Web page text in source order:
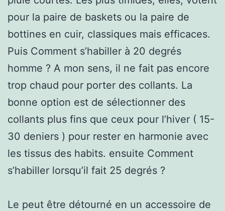
pour la paire de baskets ou la paire de
bottines en cuir, classiques mais efficaces.
Puis Comment s’habiller à 20 degrés
homme ? A mon sens, il ne fait pas encore
trop chaud pour porter des collants. La
bonne option est de sélectionner des
collants plus fins que ceux pour l’hiver ( 15-
30 deniers ) pour rester en harmonie avec
les tissus des habits. ensuite Comment
s’habiller lorsqu’il fait 25 degrés ?
Le peut être détourné en un accessoire de